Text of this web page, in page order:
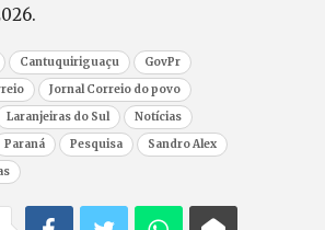
Cantuquiriguaçu
GovPr
Jornal Correio do povo
Laranjeiras do Sul
Notícias
Paraná Pesquisa
Sandro Alex